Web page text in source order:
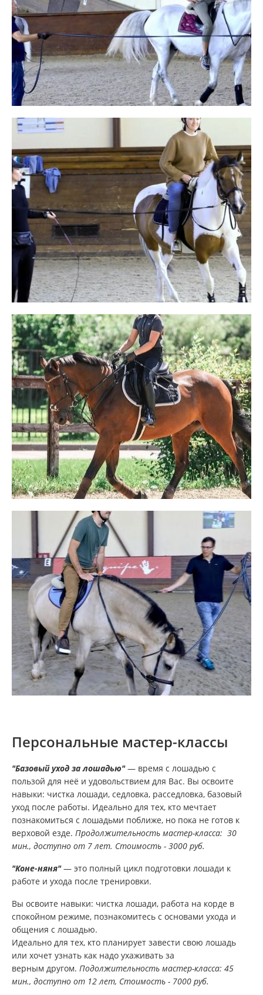
Персональные мастер-классы
"Базовый уход за лошадью" — время с лошадью c
пользой для неё и удовольствием для Вас. Вы освоите
навыки: чистка лошади, седловка, расседловка, базовый
уход после работы. Идеально для тех, кто мечтает
познакомиться с лошадьми поближе, но пока не готов к
верховой езде. Продолжительность мастер-класса: 30
мин., доступно от 7 лет. Стоимость - 3000 руб.
"Коне-няня" — это полный цикл подготовки лошади к
работе и ухода после тренировки.
Вы освоите навыки: чистка лошади, работа на корде в
спокойном режиме, познакомитесь с основами ухода и
общения с лошадью.
Идеально для тех, кто планирует завести свою лошадь
или хочет узнать как надо ухаживать за
верным другом. Подолжительность мастер-класса: 45
мин., доступно от 12 лет, Стоимость - 7000 руб.